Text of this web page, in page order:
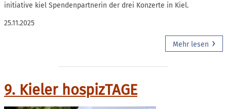
initiative kiel Spendenpartnerin der drei Konzerte in Kiel.
25.11.2025
Mehr lesen
9. Kieler hospizTAGE